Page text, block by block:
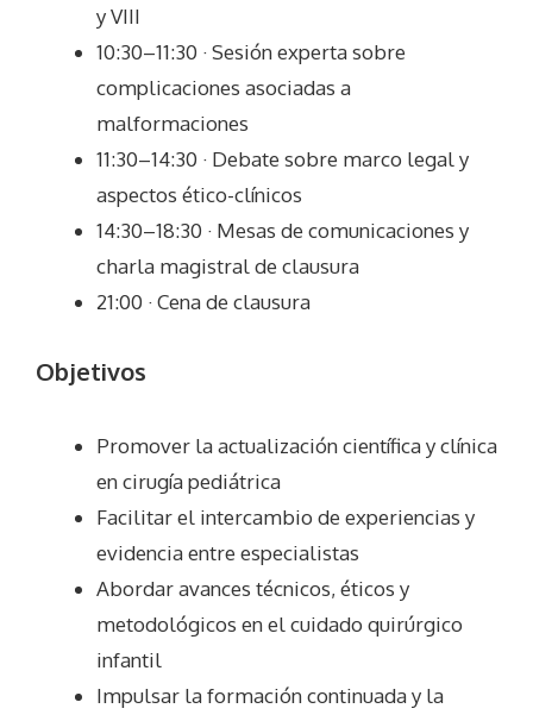
y VIII
10:30–11:30 · Sesión experta sobre
complicaciones asociadas a
malformaciones
11:30–14:30 · Debate sobre marco legal y
aspectos ético-clínicos
14:30–18:30 · Mesas de comunicaciones y
charla magistral de clausura
21:00 · Cena de clausura
Objetivos
Promover la actualización científica y clínica
en cirugía pediátrica
Facilitar el intercambio de experiencias y
evidencia entre especialistas
Abordar avances técnicos, éticos y
metodológicos en el cuidado quirúrgico
infantil
Impulsar la formación continuada y la